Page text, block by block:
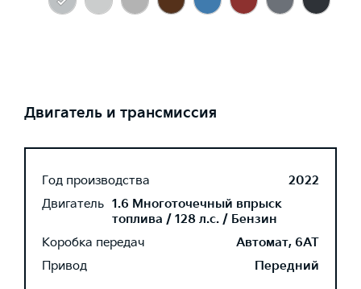
Двигатель и трансмиссия
Год производства
2022
Двигатель 1.6 Многоточечный впрыск
топлива / 128 л.с. / Бензин
Коробка передач
Автомат, 6AT
Привод
Передний